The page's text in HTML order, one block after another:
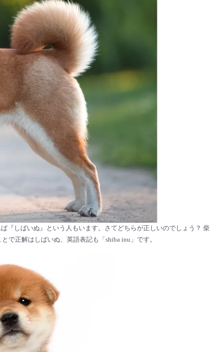
『しばいぬ』という人もいます。さてどちらが正しいのでしょう？ 柴
で正解はしばいぬ、英語表記も「shiba inu」です。